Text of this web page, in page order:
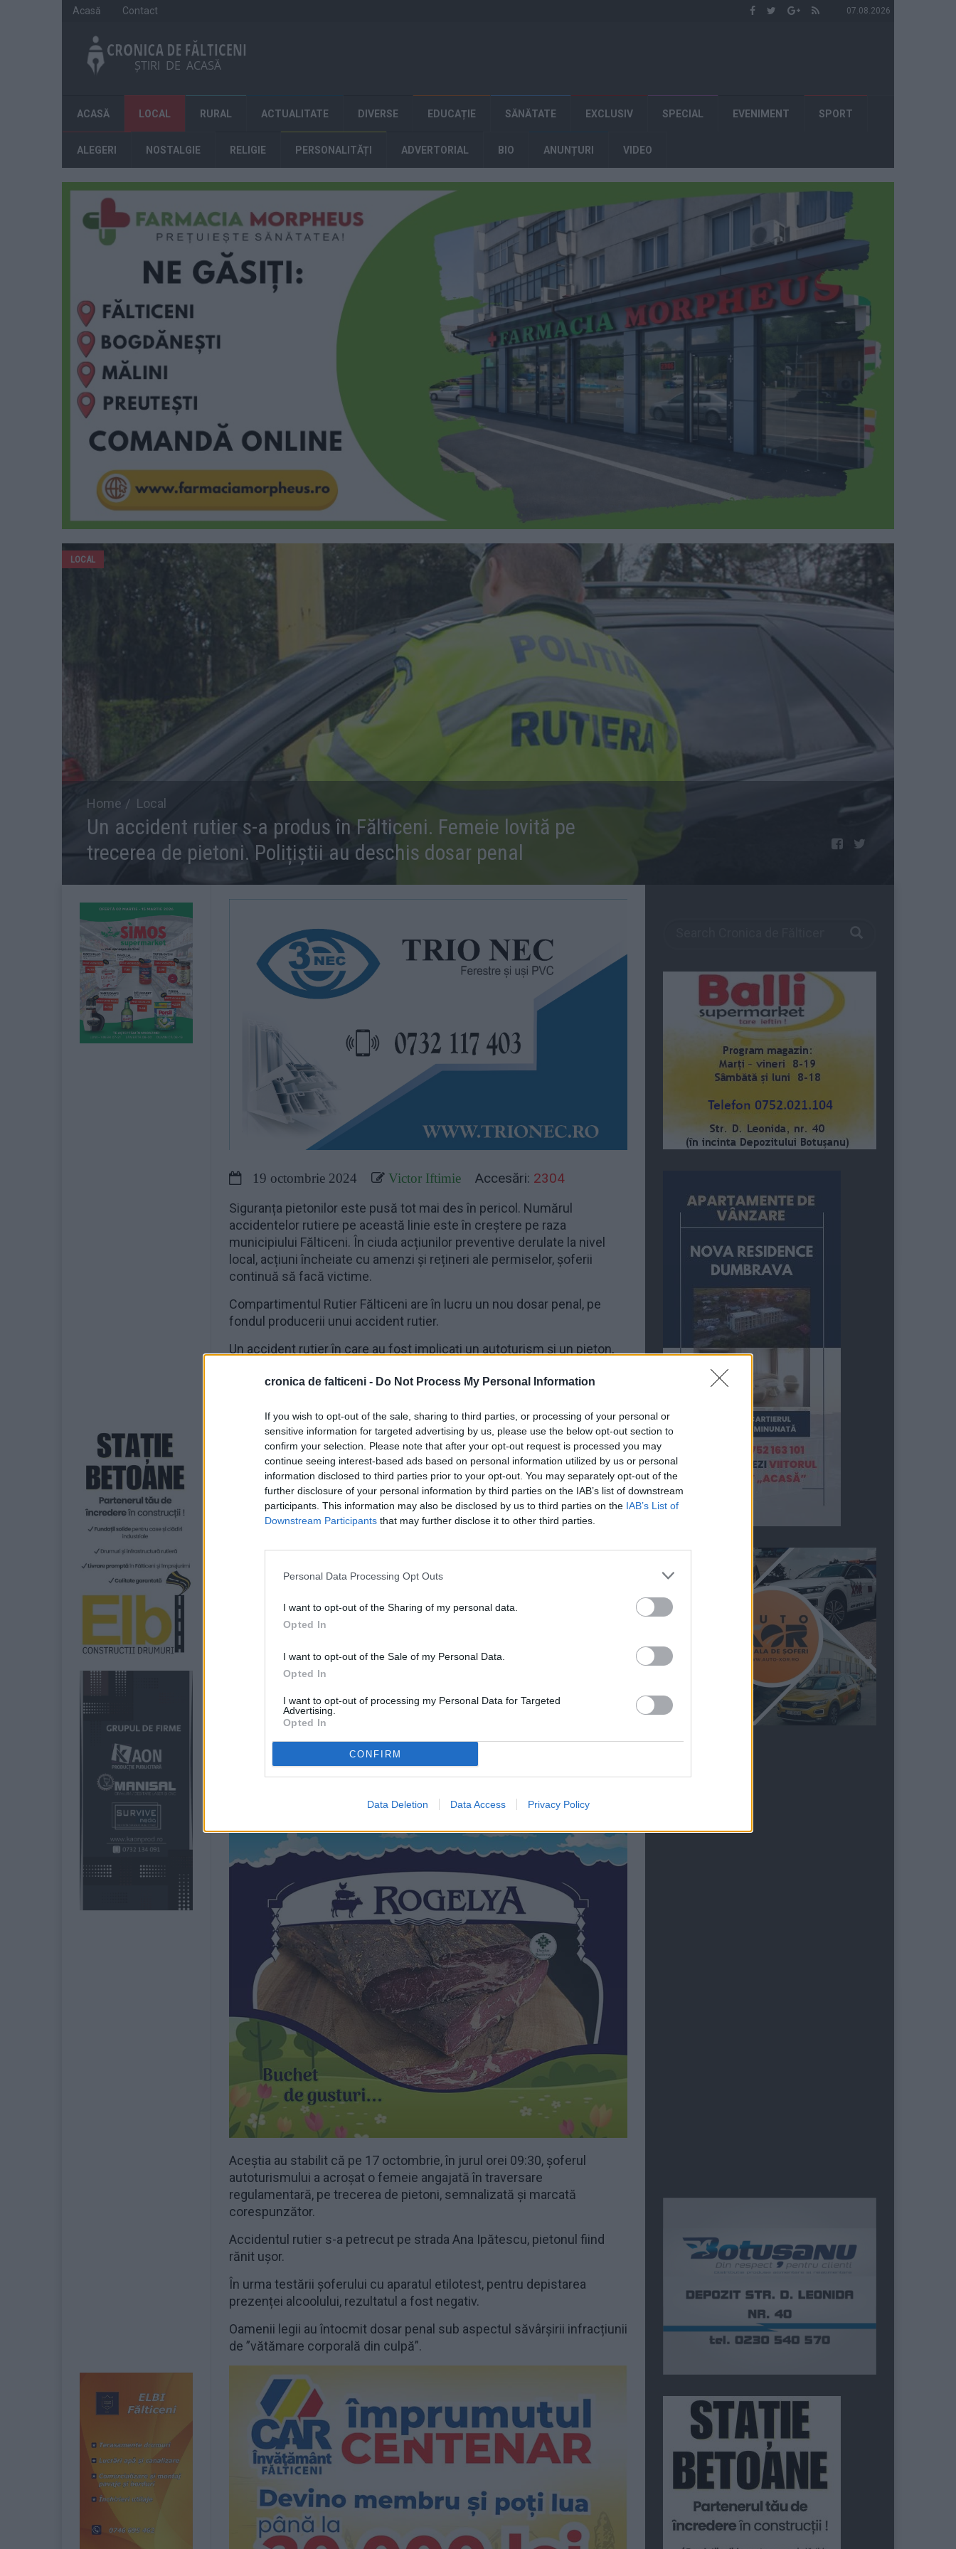
cronica de falticeni - Do Not Process My Personal Information
If you wish to opt-out of the sale, sharing to third parties, or processing of your personal or
sensitive information for targeted advertising by us, please use the below opt-out section to
confirm your selection. Please note that after your opt-out request is processed you may
continue seeing interest-based ads based on personal information utilized by us or personal
information disclosed to third parties prior to your opt-out. You may separately opt-out of the
further disclosure of your personal information by third parties on the IAB’s list of downstream
participants. This information may also be disclosed by us to third parties on the IAB’s List of
Downstream Participants that may further disclose it to other third parties.
Personal Data Processing Opt Outs
I want to opt-out of the Sharing of my personal data.
Opted In
I want to opt-out of the Sale of my Personal Data.
Opted In
I want to opt-out of processing my Personal Data for Targeted
Advertising.
Opted In
CONFIRM
Data Deletion Data Access Privacy Policy
07.08.2026
Acasă Contact
ACASĂ LOCAL RURAL ACTUALITATE DIVERSE EDUCAȚIE SĂNĂTATE EXCLUSIV SPECIAL EVENIMENT SPORT
ALEGERI NOSTALGIE RELIGIE PERSONALITĂȚI ADVERTORIAL BIO ANUNȚURI VIDEO
LOCAL
Home Local
Un accident rutier s-a produs în Fălticeni. Femeie lovită pe
trecerea de pietoni. Polițiștii au deschis dosar penal
19 octombrie 2024 Victor Iftimie Accesări: 2304
Siguranța pietonilor este pusă tot mai des în pericol. Numărul
accidentelor rutiere pe această linie este în creștere pe raza
municipiului Fălticeni. În ciuda acțiunilor preventive derulate la nivel
local, acțiuni încheiate cu amenzi și rețineri ale permiselor, șoferii
continuă să facă victime.
Compartimentul Rutier Fălticeni are în lucru un nou dosar penal, pe
fondul producerii unui accident rutier.
Un accident rutier în care au fost implicați un autoturism și un pieton,
acestuia.
Oamenii legii s-au deplasat la fața locului pentru cercetări, după care
au dispus măsurile impuse după verificările efectuate.
Aceștia au stabilit că pe 17 octombrie, în jurul orei 09:30, șoferul
autoturismului a acroșat o femeie angajată în traversare
regulamentară, pe trecerea de pietoni, semnalizată și marcată
corespunzător.
Accidentul rutier s-a petrecut pe strada Ana Ipătescu, pietonul fiind
rănit ușor.
În urma testării șoferului cu aparatul etilotest, pentru depistarea
prezenței alcoolului, rezultatul a fost negativ.
Oamenii legii au întocmit dosar penal sub aspectul săvârșirii infracțiunii
de ”vătămare corporală din culpă”.